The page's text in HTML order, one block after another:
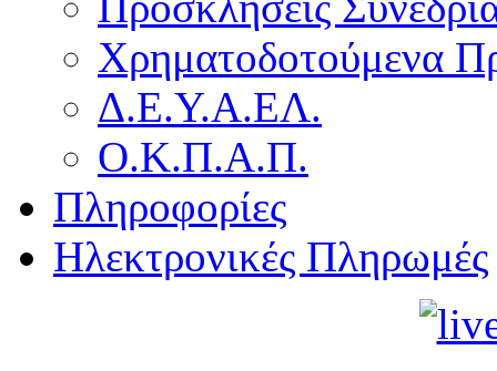
Χρηματοδοτούμενα
Δ.Ε.Υ.Α.ΕΛ.
Ο.Κ.Π.Α.Π.
Πληροφορίες
Ηλεκτρονικές Πληρωμές